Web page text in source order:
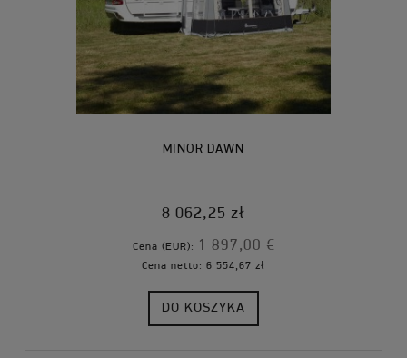
MINOR DAWN
8 062,25 zł
Cena (EUR): 1 897,00 €
Cena netto: 6 554,67 zł
DO KOSZYKA